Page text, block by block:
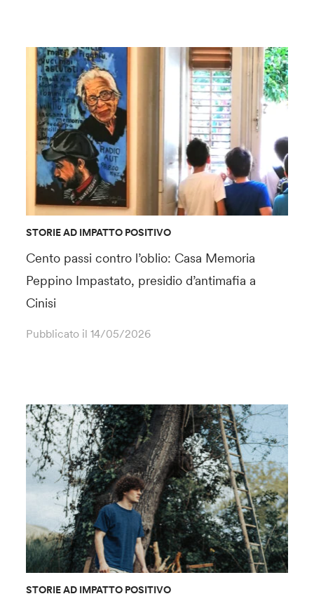
STORIE AD IMPATTO POSITIVO
Cento passi contro l’oblio: Casa Memoria
Peppino Impastato, presidio d’antimafia a
Cinisi
Pubblicato il14/05/2026
STORIE AD IMPATTO POSITIVO